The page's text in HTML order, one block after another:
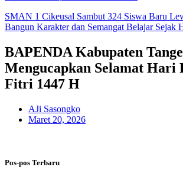
SMAN 1 Cikeusal Sambut 324 Siswa Baru
Bangun Karakter dan Semangat Belajar Sejak
BAPENDA Kabupaten
Mengucapkan Selamat Hari
Fitri 1447 H
AJi Sasongko
Maret 20, 2026
Pos-pos Terbaru